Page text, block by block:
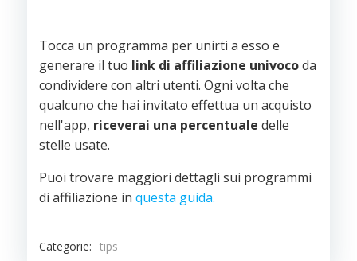
Tocca un programma per unirti a esso e
generare il tuo link di affiliazione univocoda
condividere con altri utenti. Ogni volta che
qualcuno che hai invitato effettua un acquisto
nell'app, riceverai una percentuale delle
stelle usate.
Puoi trovare maggiori dettagli sui programmi
di affiliazione in questa guida.
Categorie: tips